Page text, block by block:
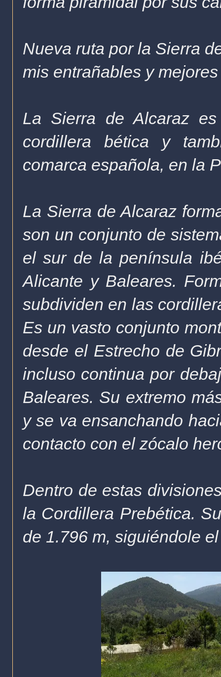
Nueva ruta por la Sierra
mis entrañables y
La Sierra de Alcaraz
cordillera bética y
comarca española, en la
La Sierra de Alcaraz
son un conjunto de
el sur de la península
Alicante y Baleares.
subdividen en las
Es un vasto conjunto
desde el Estrecho de
incluso continua por
Baleares. Su extremo
y se va ensanchando
contacto con el zócalo
Dentro de estas
la Cordillera Prebética.
de 1.796 m, siguiéndole